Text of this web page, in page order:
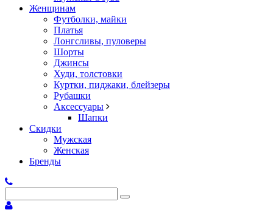
Женщинам
Футболки, майки
Платья
Лонгсливы, пуловеры
Шорты
Джинсы
Худи, толстовки
Куртки, пиджаки, блейзеры
Рубашки
Аксессуары
Шапки
Скидки
Мужская
Женская
Бренды